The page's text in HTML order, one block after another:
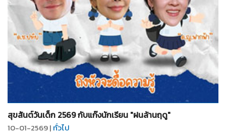
จำนวน5รูป
สุขสันต์วันเด็ก 2569 กับแก๊งนักเรียน "ฝนล้านฤดู"
10-01-2569 | ทั่วไป